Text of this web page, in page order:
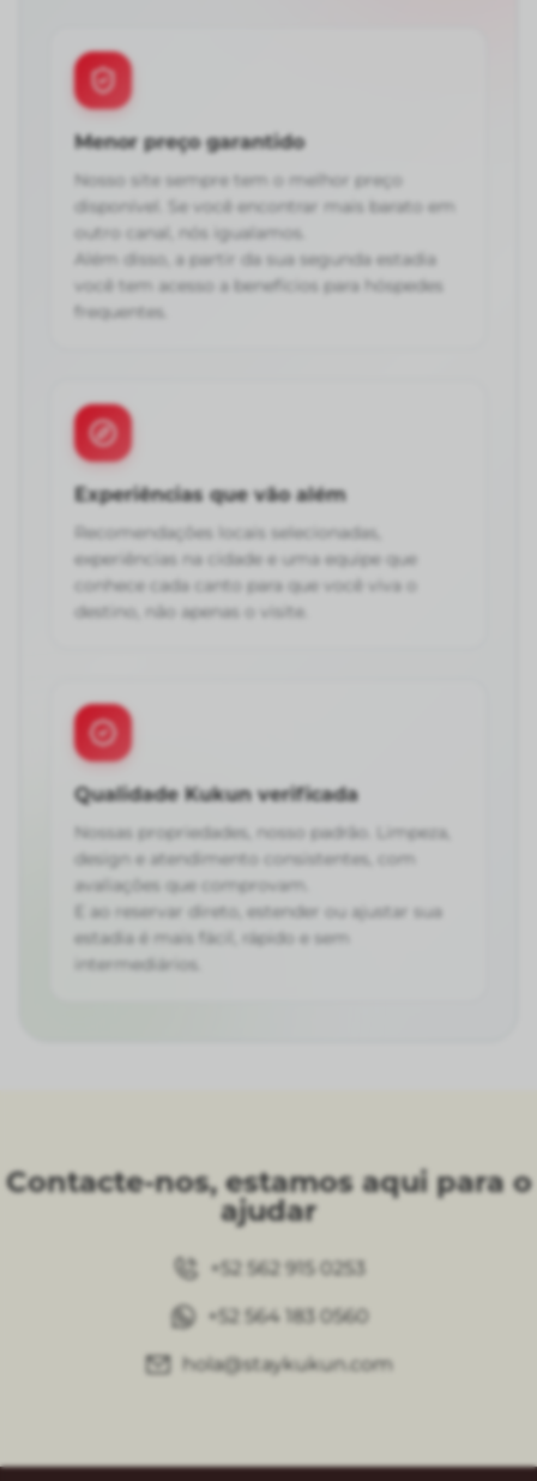
Menor preço garantido
Nosso site sempre tem o melhor preço
disponível. Se você encontrar mais barato em
outro canal, nós igualamos.
Além disso, a partir da sua segunda estadia
você tem acesso a benefícios para hóspedes
frequentes.
Experiências que vão além
Recomendações locais selecionadas,
experiências na cidade e uma equipe que
conhece cada canto para que você viva o
destino, não apenas o visite.
Qualidade Kukun verificada
Nossas propriedades, nosso padrão. Limpeza,
design e atendimento consistentes, com
avaliações que comprovam.
E ao reservar direto, estender ou ajustar sua
estadia é mais fácil, rápido e sem
intermediários.
Contacte-nos, estamos aqui para o
ajudar
+52 562 915 0253
+52 564 183 0560
hola@staykukun.com